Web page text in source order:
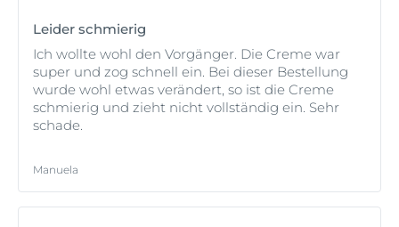
Leider schmierig
Ich wollte wohl den Vorgänger. Die Creme war
super und zog schnell ein. Bei dieser Bestellung
wurde wohl etwas verändert, so ist die Creme
schmierig und zieht nicht vollständig ein. Sehr
schade.
Manuela